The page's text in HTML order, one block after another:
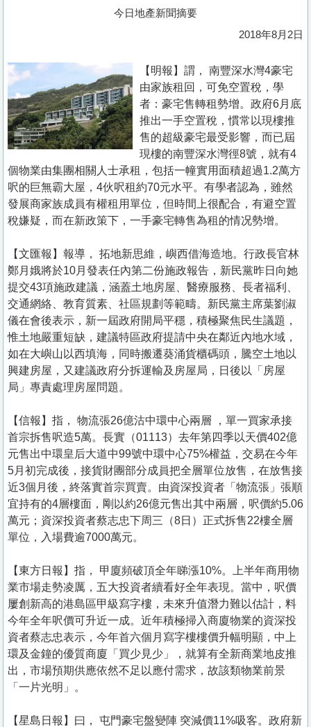
置
業
手
冊
關
於
我
們
今日地產新聞摘要
2018年8月2日
【明報】謂， 南豐深水灣4豪宅
由家族租回，可免空置稅，學
者：豪宅售轉租勢增。政府6月底
推出一手空置稅，慣常以現樓推
售的超級豪宅最受影響，而已屆
現樓的南豐深水灣徑8號，就有4
個物業由集團相關人士承租，包括一幢實用面積超過1.2萬方
呎的巨無霸大屋，4伙呎租約70元水平。有學者認為，雖然
發展商家族成員有權租用單位，但時間上很配合，有避空置
稅嫌疑，而在新政策下，一手豪宅轉售為租的情况勢增。
【文匯報】報導， 拓地新思維，嶼西借海造地。行政長官林
鄭月娥將於10月發表任內第二份施政報告，新民黨昨日向她
提交43項施政建議，涵蓋土地房屋、醫療服務、長者福利、
交通網絡、教育質素、社區規劃等範疇。新民黨主席葉劉淑
儀在會後表示，新一屆政府開局平穩，積極聚焦民生議題，
惟土地嚴重短缺，建議特區政府提請中央在鄰近內地水域，
如在大嶼山以西填海，同時搬遷葵涌貨櫃碼頭，騰空土地以
興建房屋，又建議政府分拆運輸及房屋局，日後以「房屋
局」專責處理房屋問題。
【信報】指， 物流張26億沽中環中心兩層 ，單一買家承接
首宗拆售呎造5萬。長實（01113）去年第四季以天價402億
元售出中環皇后大道中99號中環中心75%權益，交易在今年
5月初完成後，接貨財團部分成員把全層單位放售，在放售接
近3個月後，終落實首宗買賣。由資深投資者「物流張」張順
宜持有的4層樓面，剛以約26億元售出其中兩層，呎價約5.06
萬元；資深投資者蔡志忠下周三（8日）正式拆售22樓全層
單位，入場費逾7000萬元。
【東方日報】指， 甲廈頻破頂全年睇漲10%。上半年商用物
業市場走勢凌厲，五大投資者續看好全年表現。當中，呎價
屢創新高的港島區甲級寫字樓，未來升值潛力難以估計，料
今年全年呎價可升近一成。近年積極掃入商廈物業的資深投
資者蔡志忠表示，今年首六個月寫字樓樓價升幅明顯，中上
環及金鐘的優質商廈「買少見少」，就算有全新商業地皮推
出，市場預期供應依然不足以應付需求，故該類物業前景
「一片光明」。
【星島日報】曰， 屯門豪宅盤變陣 突減價11%吸客。政府新